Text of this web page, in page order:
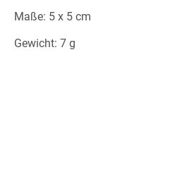
Maße: 5 x 5 cm
Gewicht: 7 g